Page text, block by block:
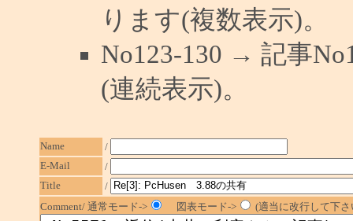
ります(複数表示)。
No123-130 → 記事
(連続表示)。
Name
/
E-Mail
/
Title
/
Comment/ 通常モード->
図表モード-> (適当に改行して下